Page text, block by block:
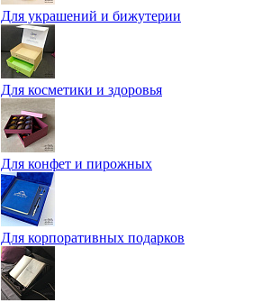
Для украшений и бижутерии
Для косметики и здоровья
Для конфет и пирожных
Для корпоративных подарков